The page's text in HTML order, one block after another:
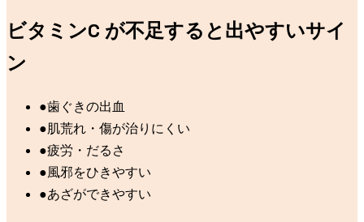
ビタミンC が不足すると出やすいサイ
ン
●歯ぐきの出血
●肌荒れ・傷が治りにくい
●疲労・だるさ
●風邪をひきやすい
●あざができやすい